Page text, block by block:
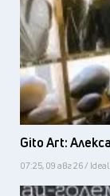
Gito Art:
07:25, 09 авг 26 /